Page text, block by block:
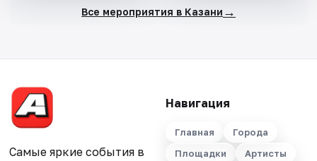
Все мероприятия в Казани →
Самые яркие события в
Навигация
Главная
Города
Площадки
Артисты